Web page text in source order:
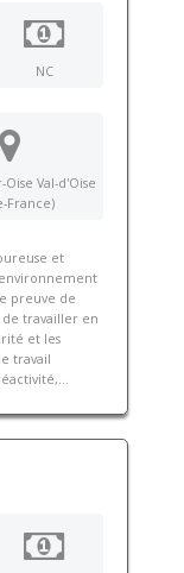
NC
Oise Val-d'Oise
France)
et
preuve de
travailler en
et les
travail